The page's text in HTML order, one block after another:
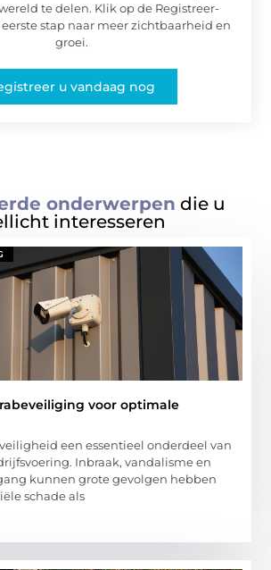
te delen. Klik op de Registreer-
stap naar meer zichtbaarheid en
groei.
u vandaag nog
onderwerpen die u
interesseren
voor optimale
een essentieel onderdeel van
Inbraak, vandalisme en
kunnen grote gevolgen hebben
schade als